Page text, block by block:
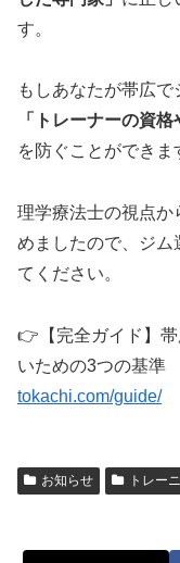
す。
もしあなたが帯広で
「トレーナーの資格
を防ぐことができま
理学療法士の視点か
めましたので、ジム
てください。
👉【完全ガイド】
いための3つ
tokachi.com/guide/
お知らせ トレー